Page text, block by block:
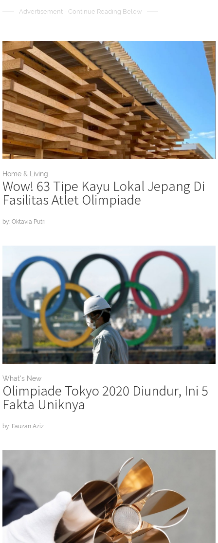
Advertisement - Continue Reading Below
Home & Living
Wow! 63 Tipe Kayu Lokal Jepang Di
Fasilitas Atlet Olimpiade
by: Oktavia Putri
What's New
Olimpiade Tokyo 2020 Diundur, Ini 5
Fakta Uniknya
by: Fauzan Aziz